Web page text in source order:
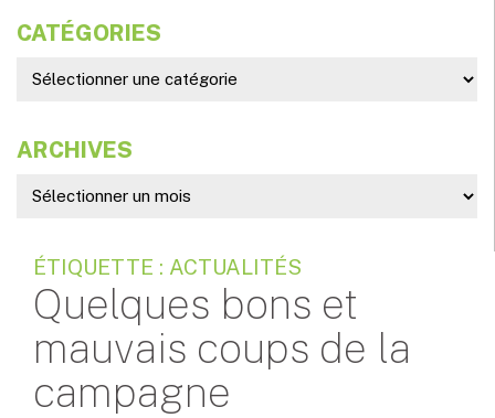
CATÉGORIES
ARCHIVES
ÉTIQUETTE : ACTUALITÉS
Quelques bons et
mauvais coups de la
campagne